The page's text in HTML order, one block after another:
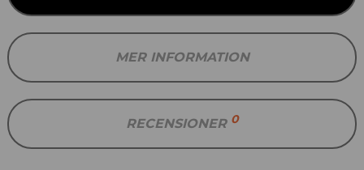
MER INFORMATION
RECENSIONER 0